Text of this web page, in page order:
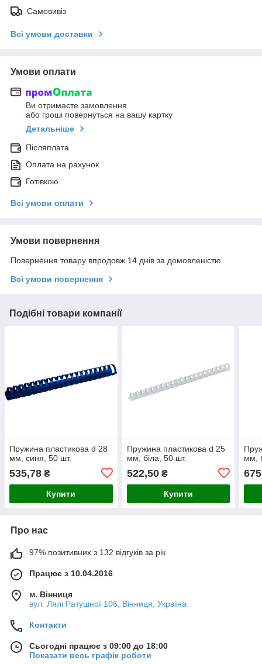
Самовивіз
Всі умови доставки
Умови оплати
Ви отримаєте замовлення
або гроші повернуться на вашу картку
Детальніше
Післяплата
Оплата на рахунок
Готівкою
Всі умови оплати
Умови повернення
Повернення товару впродовж 14 днів за домовленістю
Всі умови повернення
Подібні товари компанії
Пружина пластикова d 28
мм, синя, 50 шт.
535,78 ₴
Купити
Пружина пластикова d 25
мм, біла, 50 шт.
522,50₴
Купити
мм,
Про нас
97% позитивних з 132 відгуків за рік
Працює з 10.04.2016
м. Вінниця
вул. Лялі Ратушної 106, Вінниця, Україна
Контакти
Сьогодні працює з 09:00 до 18:00
Показати весь графік роботи